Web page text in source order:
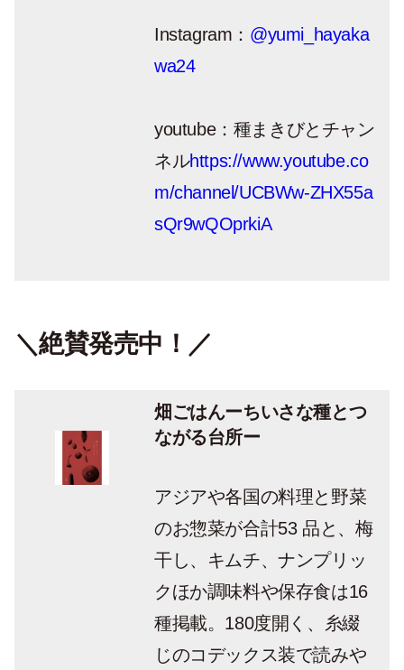
Instagram： @yumi_hayaka
wa24
youtube：種まきびとチャン
ネルhttps://www.youtube.co
m/channel/UCBWw-ZHX55a
sQr9wQOprkiA
＼絶賛発売中！／
畑ごはんーちいさな種とつ
ながる台所ー
アジアや各国の料理と野菜
のお惣菜が合計53 品と、梅
干し、キムチ、ナンプリッ
クほか調味料や保存食は16
種掲載。180度開く、糸綴
じのコデックス装で読みや